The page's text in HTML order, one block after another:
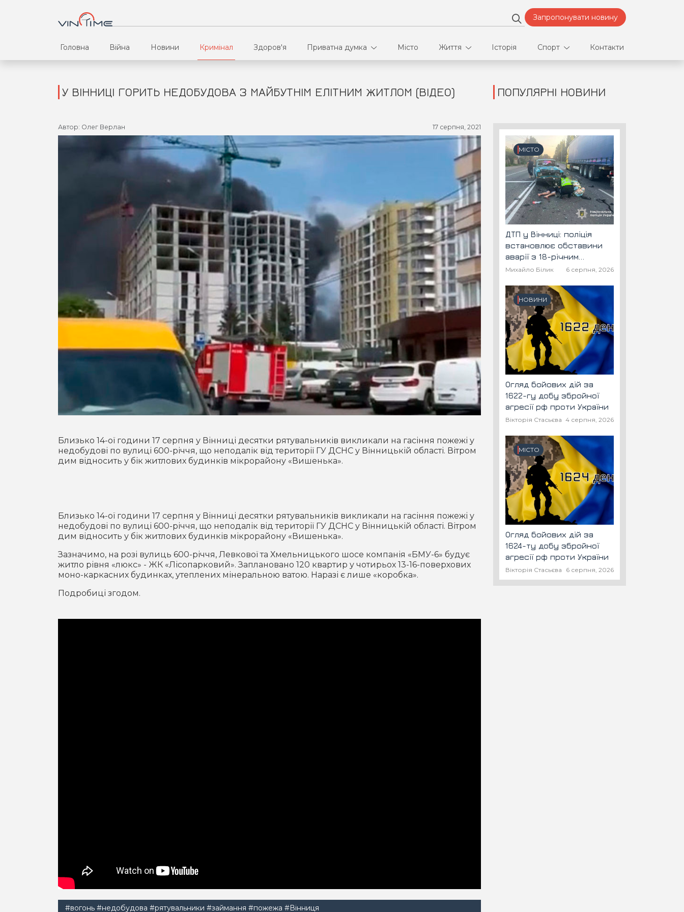
Запропонувати новину
Головна Війна Новини Кримінал Здоров'я Приватна думка
В кулуарах
Місто Життя
Відео
Конфлікти
Партнери
Спорт
Історія Спорт
Футбол
Контакти
У ВІННИЦІ ГОРИТЬ НЕДОБУДОВА З МАЙБУТНІМ ЕЛІТНИМ ЖИТЛОМ (ВІДЕО)
Автор: Олег Верлан 17 серпня, 2021
Близько 14-ої години 17 серпня у Вінниці десятки рятувальників викликали на гасіння пожежі у
недобудові по вулиці 600-річчя, що неподалік від території ГУ ДСНС у Вінницькій області. Вітром
дим відносить у бік житлових будинків мікрорайону «Вишенька».
Близько 14-ої години 17 серпня у Вінниці десятки рятувальників викликали на гасіння пожежі у
недобудові по вулиці 600-річчя, що неподалік від території ГУ ДСНС у Вінницькій області. Вітром
дим відносить у бік житлових будинків мікрорайону «Вишенька».
Зазначимо, на розі вулиць 600-річчя, Левкової та Хмельницького шосе компанія «БМУ-6» будує
житло рівня «люкс» - ЖК «Лісопарковий». Заплановано 120 квартир у чотирьох 13-16-поверхових
моно-каркасних будинках, утеплених мінеральною ватою. Наразі є лише «коробка».
Подробиці згодом.
#вогонь #недобудова #рятувальники #займання #пожежа #Вінниця
ПОПУЛЯРНІ НОВИНИ
МІСТО
ДТП у Вінниці: поліція
встановлює обставини
аварії з 18-річним
скутеристом
Михайло Білик 6 серпня, 2026
НОВИНИ
Огляд бойових дій за
1622-гу добу збройної
агресії рф проти України
Вікторія Стасьєва 4 серпня, 2026
МІСТО
Огляд бойових дій за
1624-ту добу збройної
агресії рф проти України
Вікторія Стасьєва 6 серпня, 2026